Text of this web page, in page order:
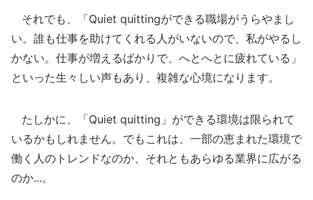
それでも、「Quiet quittingができる職場がうらやまし
い。誰も仕事を助けてくれる人がいないので、私がやるし
かない。仕事が増えるばかりで、へとへとに疲れている」
といった生々しい声もあり、複雑な心境になります。
たしかに、「Quiet quitting」ができる環境は限られて
いるかもしれません。でもこれは、一部の恵まれた環境で
働く人のトレンドなのか、それともあらゆる業界に広がる
のか...。